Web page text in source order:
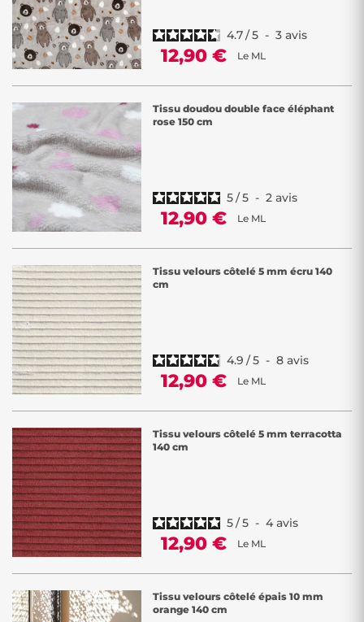
4.7/5 - 3 avis
12,90 € Le ML
Tissu doudou double face éléphant
rose 150 cm
5/5 - 2 avis
12,90 € Le ML
Tissu velours côtelé 5 mm écru 140
cm
4.9 /5 - 8 avis
12,90 € Le ML
Tissu velours côtelé 5 mm terracotta
140 cm
5/5 - 4 avis
12,90 € Le ML
Tissu velours côtelé épais 10 mm
orange 140 cm